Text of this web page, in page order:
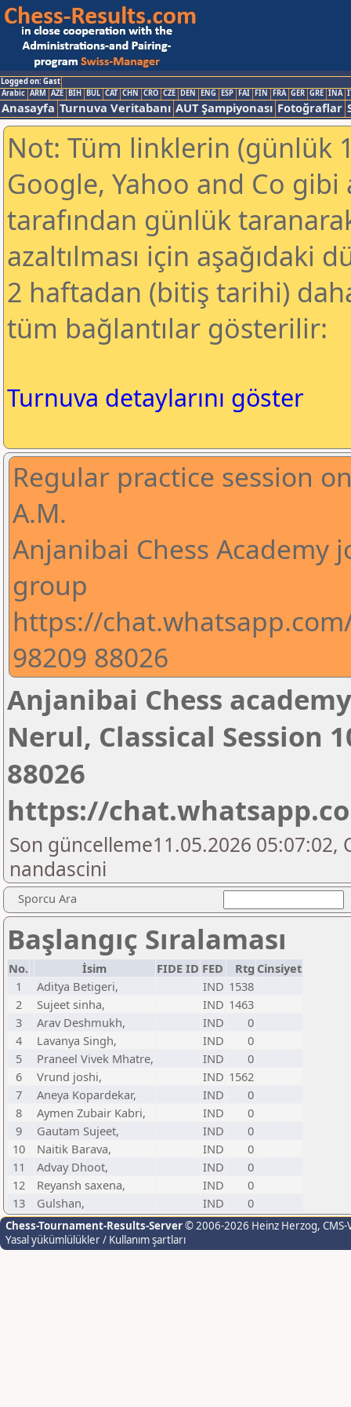
Logged on: Gast
Arabic ARM AZE BIH BUL CAT CHN CRO CZE DEN ENG ESP FAI FIN FRA GER GRE INA
Anasayfa Turnuva Veritabanı AUT Şampiyonası Fotoğraflar
Not: Tüm linklerin (günlük
Google, Yahoo and Co
tarafından günlük
azaltılması için aşağıdaki
2 haftadan (bitiş tarihi)
tüm bağlantılar gösterilir:
Turnuva detaylarını göster
Regular practice session
A.M.
Anjanibai Chess
group
https://
98209 88026
Anjanibai Chess
Nerul, Classical Session
88026
https://
Son güncelleme11.05.2026 05:07:02,
nandascini
Sporcu Ara
Başlangıç Sıralaması
No. İsim FIDE ID FED Rtg Cinsiyet
1
Aditya Betigeri, IND 1538
2
Sujeet sinha, IND 1463
3
Arav Deshmukh, IND
0
4
Lavanya Singh, IND
0
5
Praneel Vivek Mhatre, IND
0
6
Vrund joshi, IND 1562
7
Aneya Kopardekar, IND
0
8
Aymen Zubair Kabri, IND
0
9
Gautam Sujeet, IND
0
10
Naitik Barava, IND
0
11
Advay Dhoot, IND
0
12
Reyansh saxena, IND
0
13
Gulshan, IND 0
Chess-Tournament-Results-Server© 2006-2026 Heinz Herzog,
Yasal yükümlülükler / Kullanım şartları